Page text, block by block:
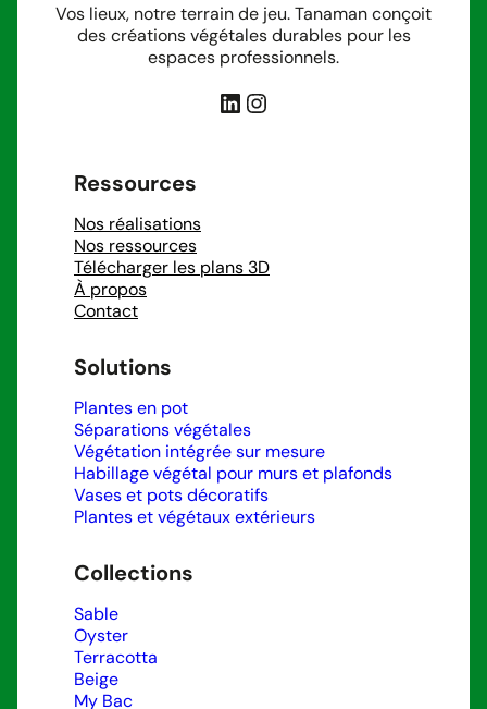
Vos lieux, notre terrain de jeu. Tanaman conçoit
des créations végétales durables pour les
espaces professionnels.
LinkedIn
Instagram
Ressources
Nos réalisations
Nos ressources
Télécharger les plans 3D
À propos
Contact
Solutions
Plantes en pot
Séparations végétales
Végétation intégrée sur mesure
Habillage végétal pour murs et plafonds
Vases et pots décoratifs
Plantes et végétaux extérieurs
Collections
Sable
Oyster
Terracotta
Beige
My Bac